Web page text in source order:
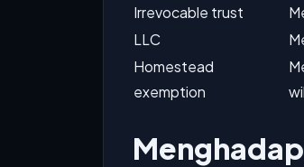
Irrevocable trust
LLC
Homestead
exemption